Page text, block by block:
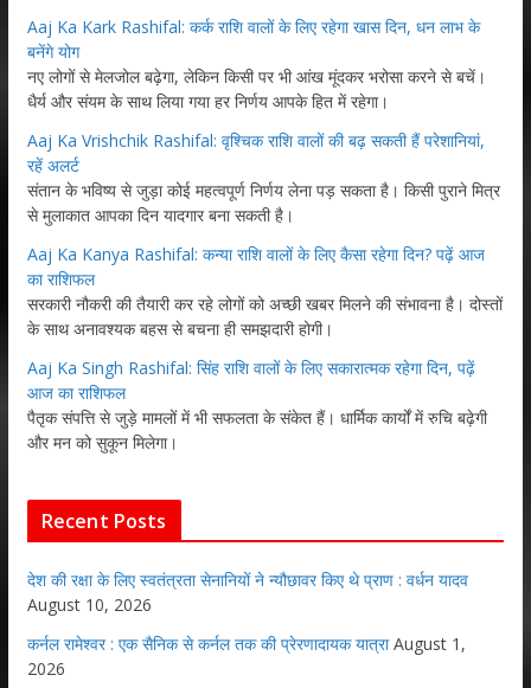
Aaj Ka Kark Rashifal: कर्क राशि वालों के लिए रहेगा खास दिन, धन लाभ के
बनेंगे योग
नए लोगों से मेलजोल बढ़ेगा, लेकिन किसी पर भी आंख मूंदकर भरोसा करने से बचें।
धैर्य और संयम के साथ लिया गया हर निर्णय आपके हित में रहेगा।
Aaj Ka Vrishchik Rashifal: वृश्चिक राशि वालों की बढ़ सकती हैं परेशानियां,
रहें अलर्ट
संतान के भविष्य से जुड़ा कोई महत्वपूर्ण निर्णय लेना पड़ सकता है। किसी पुराने मित्र
से मुलाकात आपका दिन यादगार बना सकती है।
Aaj Ka Kanya Rashifal: कन्या राशि वालों के लिए कैसा रहेगा दिन? पढ़ें आज
का राशिफल
सरकारी नौकरी की तैयारी कर रहे लोगों को अच्छी खबर मिलने की संभावना है। दोस्तों
के साथ अनावश्यक बहस से बचना ही समझदारी होगी।
Aaj Ka Singh Rashifal: सिंह राशि वालों के लिए सकारात्मक रहेगा दिन, पढ़ें
आज का राशिफल
पैतृक संपत्ति से जुड़े मामलों में भी सफलता के संकेत हैं। धार्मिक कार्यों में रुचि बढ़ेगी
और मन को सुकून मिलेगा।
Recent Posts
देश की रक्षा के लिए स्वतंत्रता सेनानियों ने न्यौछावर किए थे प्राण : वर्धन यादव
August 10, 2026
कर्नल रामेश्वर : एक सैनिक से कर्नल तक की प्रेरणादायक यात्रा August 1,
2026